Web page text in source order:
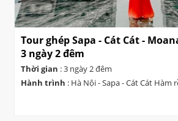
Tour ghép Sapa - Cát Cát -
3 ngày 2 đêm
Thời gian : 3 ngày 2 đêm
Hành trình : Hà Nội - Sapa - Cát Cát Hàm